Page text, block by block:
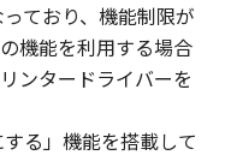
except as
herein, and
sell, rent, lease,
third party the
translate or
ており、機能制限が
機能を利用する場合
ンタードライバーを
る」機能を搭載して